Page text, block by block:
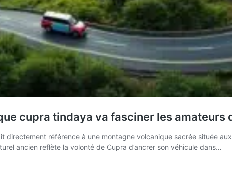
cupra tindaya va fasciner les amateurs
directement référence à une montagne volcanique sacrée située
ancien reflète la volonté de Cupra d’ancrer son véhicule dans…